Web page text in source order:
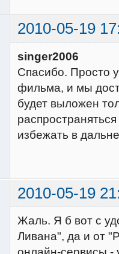
2010-05-19
singer2006
Спасибо. Просто
фильма, и мы
будет выложен
избежать в
2010-05-19
Жаль. Я б вот с
Ливана", да и от